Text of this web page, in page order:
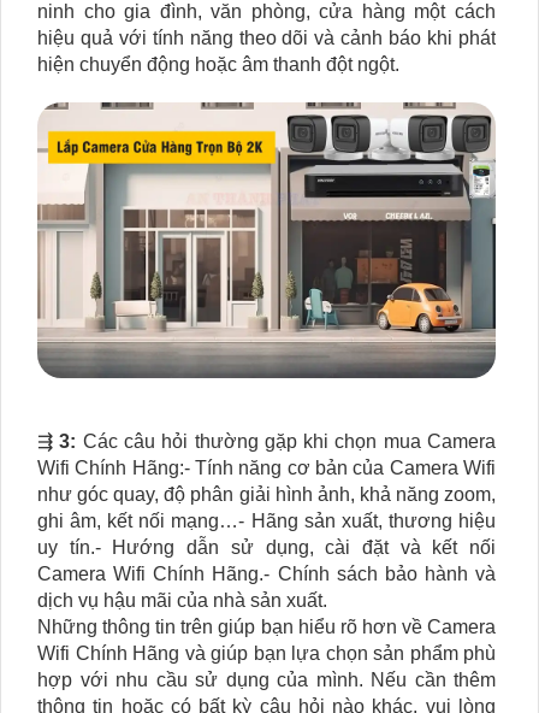
ninh cho gia đình, văn phòng, cửa hàng một cách
hiệu quả với tính năng theo dõi và cảnh báo khi phát
hiện chuyển động hoặc âm thanh đột ngột.
⇶3: Các câu hỏi thường gặp khi chọn mua Camera
Wifi Chính Hãng:- Tính năng cơ bản của Camera Wifi
như góc quay, độ phân giải hình ảnh, khả năng zoom,
ghi âm, kết nối mạng…- Hãng sản xuất, thương hiệu
uy tín.- Hướng dẫn sử dụng, cài đặt và kết nối
Camera Wifi Chính Hãng.- Chính sách bảo hành và
dịch vụ hậu mãi của nhà sản xuất.
Những thông tin trên giúp bạn hiểu rõ hơn về Camera
Wifi Chính Hãng và giúp bạn lựa chọn sản phẩm phù
hợp với nhu cầu sử dụng của mình. Nếu cần thêm
thông tin hoặc có bất kỳ câu hỏi nào khác, vui lòng